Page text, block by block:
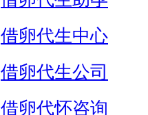
借卵代生中心
借卵代生公司
借卵代怀咨询